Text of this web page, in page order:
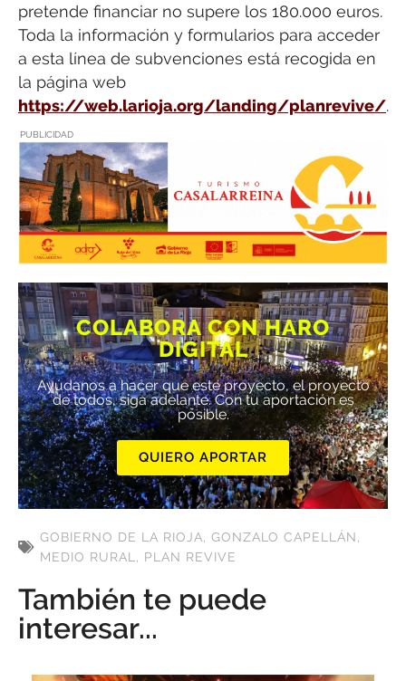
pretende financiar no supere los 180.000 euros.
Toda la información y formularios para acceder
a esta línea de subvenciones está recogida en
la página web
https://web.larioja.org/landing/planrevive/.
PUBLICIDAD
COLABORA CON HARO
DIGITAL
Ayúdanos a hacer que este proyecto, el proyecto
de todos, siga adelante. Con tu aportación es
posible.
QUIERO APORTAR
GOBIERNO DE LA RIOJA, GONZALO CAPELLÁN,
MEDIO RURAL, PLAN REVIVE
También te puede
interesar...